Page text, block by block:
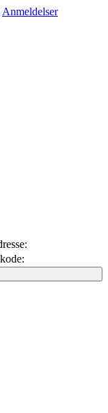
Anmeldelser